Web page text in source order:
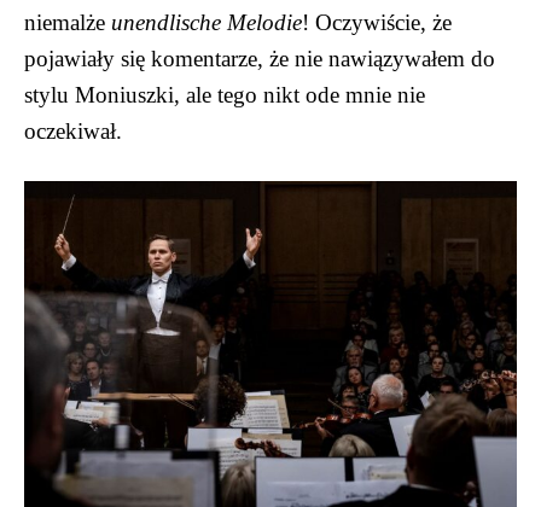
niemalże unendlische Melodie! Oczywiście, że
pojawiały się komentarze, że nie nawiązywałem do
stylu Moniuszki, ale tego nikt ode mnie nie
oczekiwał.